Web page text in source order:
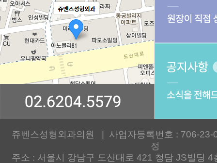
쥬벤스성형외과의원 | 사업자등록번호 : 706-
정
주소 : 서울시 강남구 도산대로 421 청담 JS빌딩